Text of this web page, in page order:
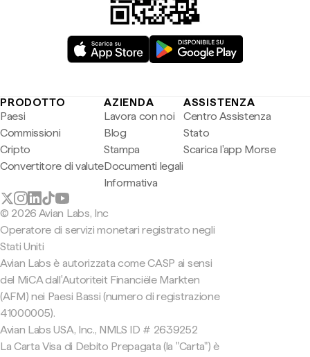
PRODOTTO
Paesi
Commissioni
Cripto
Convertitore di valute
AZIENDA
Lavora con noi
Blog
Stampa
Documenti legali
Informativa
ASSISTENZA
Centro Assistenza
Stato
Scarica l'app Morse
© 2026 Avian Labs, Inc
Operatore di servizi monetari registrato negli
Stati Uniti
Avian Labs è autorizzata come CASP ai sensi
del MiCA dall'Autoriteit Financiële Markten
(AFM) nei Paesi Bassi (numero di registrazione
41000005).
Avian Labs USA, Inc., NMLS ID # 2639252
La Carta Visa di Debito Prepagata (la "Carta") è